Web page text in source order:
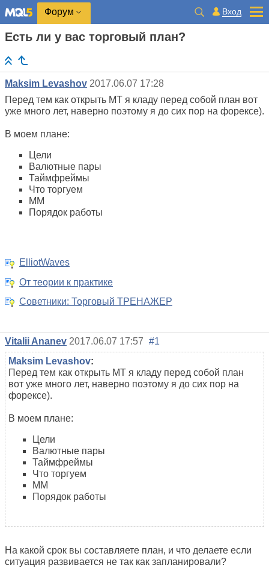
Форум Вход
Есть ли у вас торговый план?
Maksim Levashov 2017.06.07 17:28
Перед тем как открыть МТ я кладу перед собой план вот
уже много лет, наверно поэтому я до сих пор на форексе).
В моем плане:
Цели
Валютные пары
Таймфреймы
Что торгуем
ММ
Порядок работы
ElliotWaves
От теории к практике
Советники: Торговый ТРЕНАЖЕР
Vitalii Ananev 2017.06.07 17:57 #1
Maksim Levashov:
Перед тем как открыть МТ я кладу перед собой план
вот уже много лет, наверно поэтому я до сих пор на
форексе).
В моем плане:
Цели
Валютные пары
Таймфреймы
Что торгуем
ММ
Порядок работы
На какой срок вы составляете план, и что делаете если
ситуация развивается не так как запланировали?